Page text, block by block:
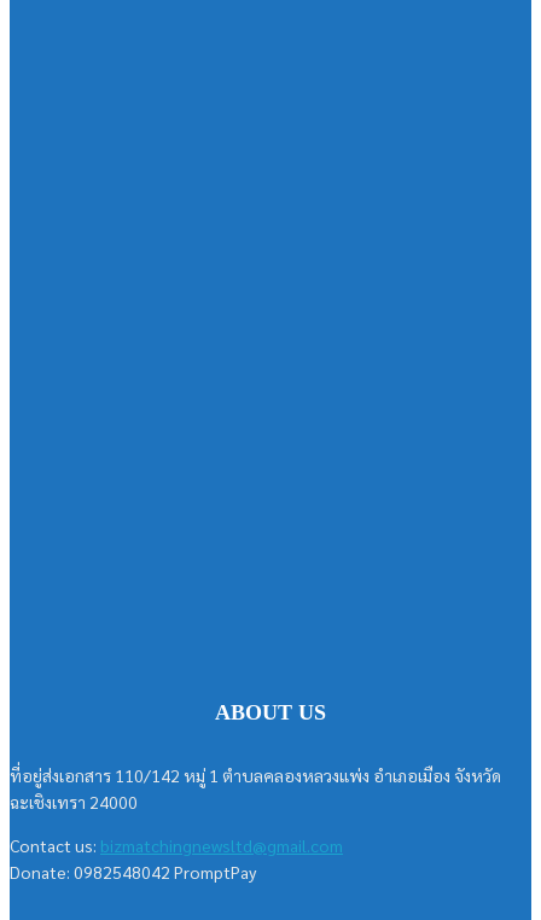
ABOUT US
ที่อยู่ส่งเอกสาร 110/142 หมู่ 1 ตำบลคลองหลวงแพ่ง อำเภอเมือง จังหวัด
ฉะเชิงเทรา 24000
Contact us: bizmatchingnewsltd@gmail.com
Donate: 0982548042 PromptPay